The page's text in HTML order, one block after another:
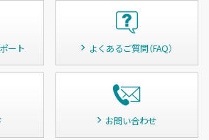
ート よくあるご質問（FAQ）
お問い合わせ